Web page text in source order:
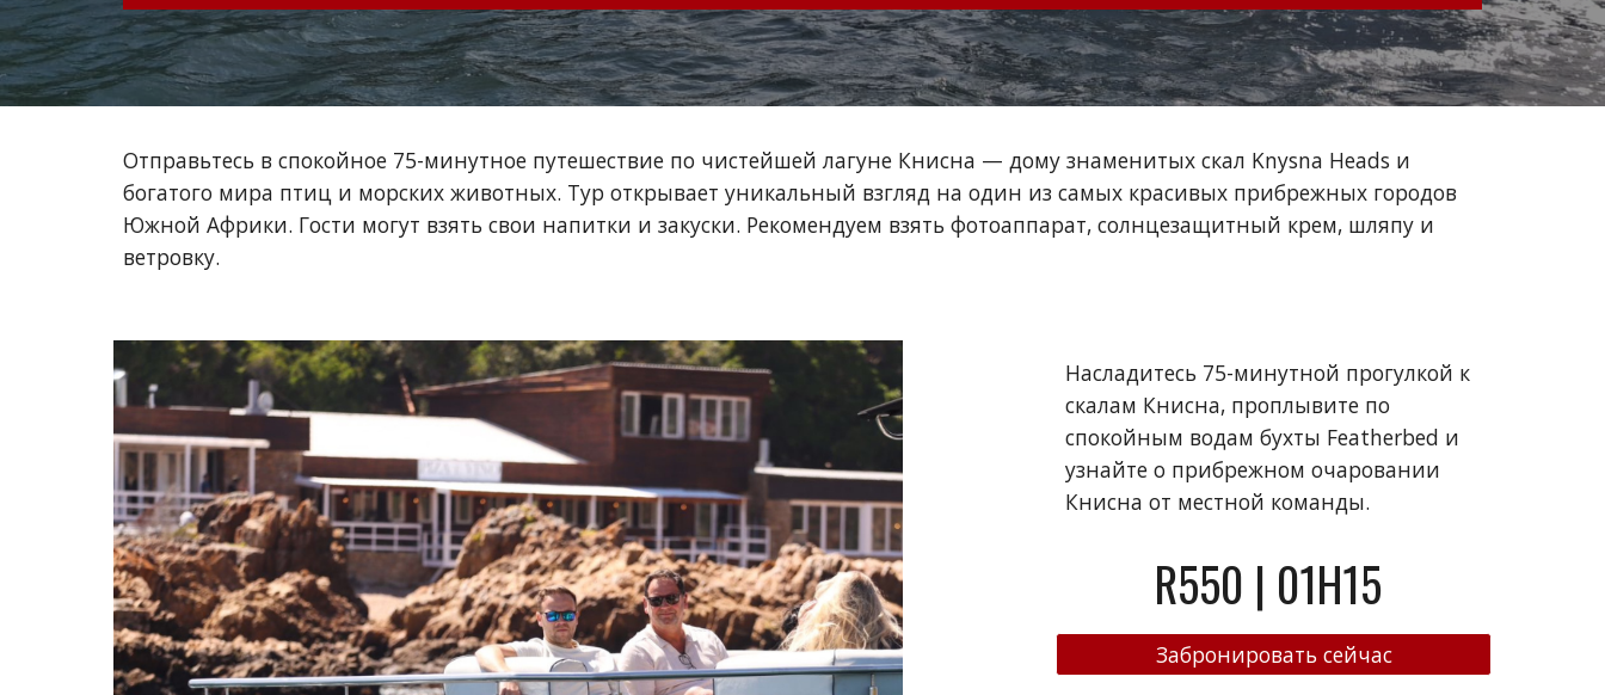
Отправьтесь в спокойное 75-минутное путешествие по чистейшей лагуне Книсна — дому знаменитых скал Knysna Heads и
богатого мира птиц и морских животных. Тур открывает уникальный взгляд на один из самых красивых прибрежных городов
Южной Африки. Гости могут взять свои напитки и закуски. Рекомендуем взять фотоаппарат, солнцезащитный крем, шляпу и
ветровку.
Насладитесь 75-минутной прогулкой к
скалам Книсна, проплывите по
спокойным водам бухты Featherbed и
узнайте о прибрежном очаровании
Книсна от местной команды.
R550 | 01H15
Забронировать сейчас